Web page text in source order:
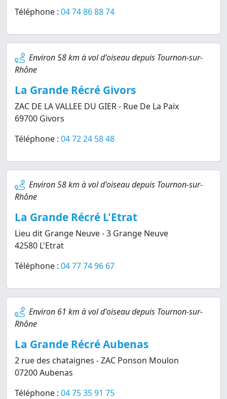
Téléphone : 04 74 86 88 74
Environ 58 km à vol d'oiseau depuis Tournon-sur-
Rhône
La Grande Récré Givors
ZAC DE LA VALLEE DU GIER - Rue De La Paix
69700 Givors
Téléphone : 04 72 24 58 48
Environ 58 km à vol d'oiseau depuis Tournon-sur-
Rhône
La Grande Récré L'Etrat
Lieu dit Grange Neuve - 3 Grange Neuve
42580 L'Etrat
Téléphone : 04 77 74 96 67
Environ 61 km à vol d'oiseau depuis Tournon-sur-
Rhône
La Grande Récré Aubenas
2 rue des chataignes - ZAC Ponson Moulon
07200 Aubenas
Téléphone : 04 75 35 91 75